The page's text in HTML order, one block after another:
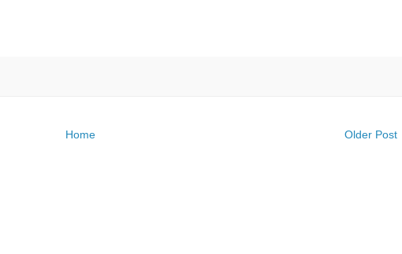
Older Post
Home